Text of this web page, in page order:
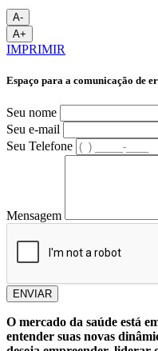
A-
A+
IMPRIMIR
Espaço para a comunicação de
Seu nome
Seu e-mail
Seu Telefone
Mensagem
ENVIAR
O mercado da saúde está
entender suas novas